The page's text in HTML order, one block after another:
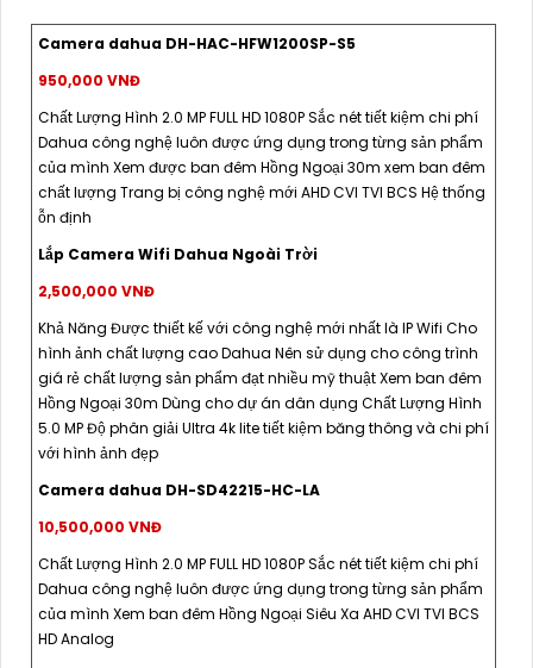
Camera dahua DH-HAC-HFW1200SP-S5
950,000 VNĐ
Chất Lượng Hình 2.0 MP FULL HD 1080P Sắc nét tiết kiệm chi phí
Dahua công nghệ luôn được ứng dụng trong từng sản phẩm
của mình Xem được ban đêm Hồng Ngoại 30m xem ban đêm
chất lượng Trang bị công nghệ mới AHD CVI TVI BCS Hệ thống
ỗn định
Lắp Camera Wifi Dahua Ngoài Trời
2,500,000 VNĐ
Khả Năng Được thiết kế với công nghệ mới nhất là IP Wifi Cho
hình ảnh chất lượng cao Dahua Nên sử dụng cho công trình
giá rẻ chất lượng sản phẩm đạt nhiều mỹ thuật Xem ban đêm
Hồng Ngoại 30m Dùng cho dự án dân dụng Chất Lượng Hình
5.0 MP Độ phân giải Ultra 4k lite tiết kiệm băng thông và chi phí
với hình ảnh đẹp
Camera dahua DH-SD42215-HC-LA
10,500,000 VNĐ
Chất Lượng Hình 2.0 MP FULL HD 1080P Sắc nét tiết kiệm chi phí
Dahua công nghệ luôn được ứng dụng trong từng sản phẩm
của mình Xem ban đêm Hồng Ngoại Siêu Xa AHD CVI TVI BCS
HD Analog